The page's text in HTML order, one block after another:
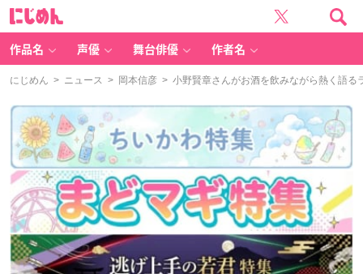
作品名 声優 舞台俳優 作者名
にじめん > ニュース > 岡本信彦 > 小野賢章​さんがお酒を飲みながら熱く語る